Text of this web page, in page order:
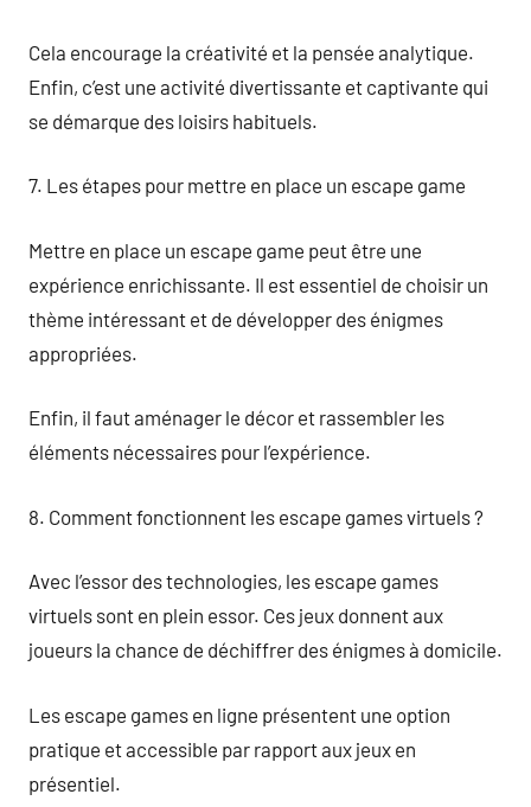
Cela encourage la créativité et la pensée analytique.
Enfin, c’est une activité divertissante et captivante qui
se démarque des loisirs habituels.
7. Les étapes pour mettre en place un escape game
Mettre en place un escape game peut être une
expérience enrichissante. Il est essentiel de choisir un
thème intéressant et de développer des énigmes
appropriées.
Enfin, il faut aménager le décor et rassembler les
éléments nécessaires pour l’expérience.
8. Comment fonctionnent les escape games virtuels ?
Avec l’essor des technologies, les escape games
virtuels sont en plein essor. Ces jeux donnent aux
joueurs la chance de déchiffrer des énigmes à domicile.
Les escape games en ligne présentent une option
pratique et accessible par rapport aux jeux en
présentiel.